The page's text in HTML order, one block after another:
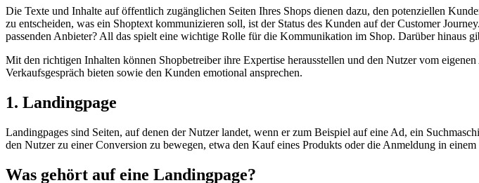
Die Texte und Inhalte auf öffentlich zugänglichen Seiten Ihres Shops dienen dazu, den potenziellen
zu entscheiden, was ein Shoptext kommunizieren soll, ist der Status des Kunden auf der Customer
passenden Anbieter? All das spielt eine wichtige Rolle für die Kommunikation im Shop. Darüber hinaus
Mit den richtigen Inhalten können Shopbetreiber ihre Expertise herausstellen und den Nutzer vom
Verkaufsgespräch bieten sowie den Kunden emotional ansprechen.
1. Landingpage
Landingpages sind Seiten, auf denen der Nutzer landet, wenn er zum Beispiel auf eine Ad, ein
den Nutzer zu einer Conversion zu bewegen, etwa den Kauf eines Produkts oder die Anmeldung in einem
Was gehört auf eine Landingpage?